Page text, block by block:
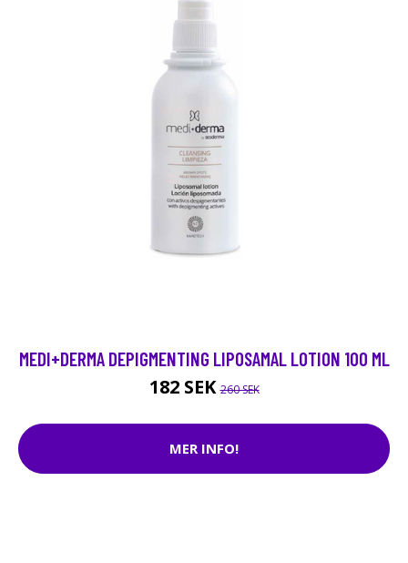
MEDI+DERMA DEPIGMENTING LIPOSAMAL LOTION 100 ML
182 SEK260 SEK
MER INFO!